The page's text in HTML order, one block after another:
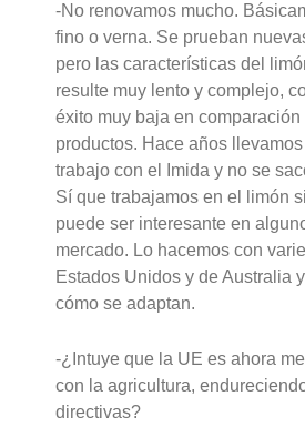
-No renovamos mucho.
fino o verna. Se prueban
pero las características del
resulte muy lento y complejo,
éxito muy baja en comparación
productos. Hace años
trabajo con el Imida y no se
Sí que trabajamos en el limón
puede ser interesante en
mercado. Lo hacemos con
Estados Unidos y de Australia
cómo se adaptan.
-¿Intuye que la UE es ahora
con la agricultura,
directivas?